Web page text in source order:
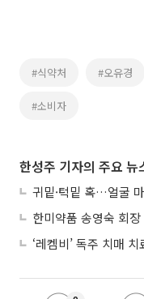
#식약처 #오유경
#소비자
한성주 기자의 주요 뉴
귀밑·턱밑 혹…얼굴
‘레켐비’ 독주 치매